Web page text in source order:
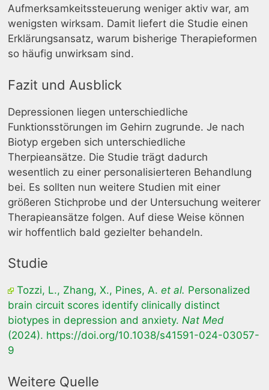
Aufmerksamkeitssteuerung weniger aktiv war, am
wenigsten wirksam. Damit liefert die Studie einen
Erklärungsansatz, warum bisherige Therapieformen
so häufig unwirksam sind.
Fazit und Ausblick
Depressionen liegen unterschiedliche
Funktionsstörungen im Gehirn zugrunde. Je nach
Biotyp ergeben sich unterschiedliche
Therpieansätze. Die Studie trägt dadurch
wesentlich zu einer personalisierteren Behandlung
bei. Es sollten nun weitere Studien mit einer
größeren Stichprobe und der Untersuchung weiterer
Therapieansätze folgen. Auf diese Weise können
wir hoffentlich bald gezielter behandeln.
Studie
Tozzi, L., Zhang, X., Pines, A.et al. Personalized
brain circuit scores identify clinically distinct
biotypes in depression and anxiety. Nat Med
(2024). https://doi.org/10.1038/s41591-024-03057-
9
Weitere Quelle